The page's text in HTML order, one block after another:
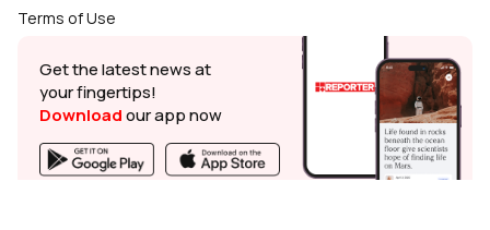
Terms of Use
Get the latest news at
your fingertips!
Downloadour app now